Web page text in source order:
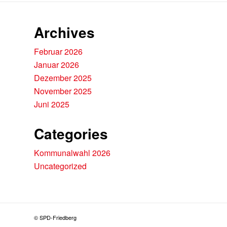
Archives
Februar 2026
Januar 2026
Dezember 2025
November 2025
Juni 2025
Categories
Kommunalwahl 2026
Uncategorized
© SPD-Friedberg